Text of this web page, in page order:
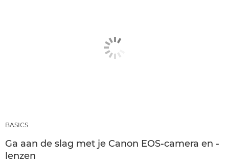
BASICS
Ga aan de slag met je Canon EOS-camera en -
lenzen